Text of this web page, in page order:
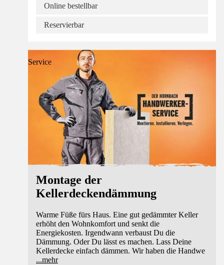
Online bestellbar
Reservierbar
Service
Montage der
Kellerdeckendämmung
Warme Füße fürs Haus. Eine gut gedämmter Keller
erhöht den Wohnkomfort und senkt die
Energiekosten. Irgendwann verbaust Du die
Dämmung. Oder Du lässt es machen. Lass Deine
Kellerdecke einfach dämmen. Wir haben die Handwe
...mehr